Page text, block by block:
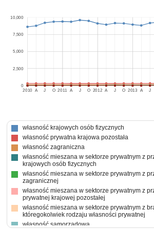
2010 2011 2012 2013
A J O A J O A J O A J
0
2,500
5,000
7,500
10,000
własność krajowych osób fizycznych
własność prywatna krajowa pozostała
własność zagraniczna
własność mieszana w sektorze prywatnym z
krajowych osób fizycznych
własność mieszana w sektorze prywatnym z
zagranicznej
własność mieszana w sektorze prywatnym z
prywatnej krajowej pozostałej
własność mieszana w sektorze prywatnym z
któregokolwiek rodzaju własności prywatnej
własność samorządowa